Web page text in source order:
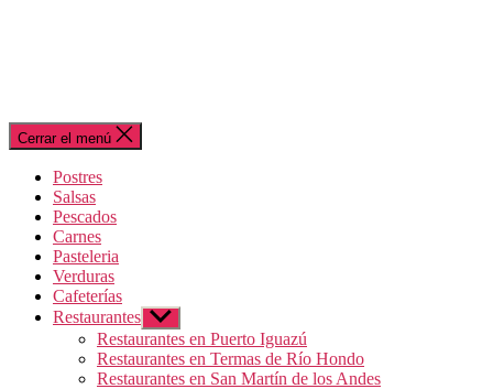
Cerrar el menú
Postres
Salsas
Pescados
Carnes
Pasteleria
Verduras
Cafeterías
Restaurantes Mostrar
el
submenú
Restaurantes en Puerto Iguazú
Restaurantes en Termas de Río Hondo
Restaurantes en San Martín de los Andes